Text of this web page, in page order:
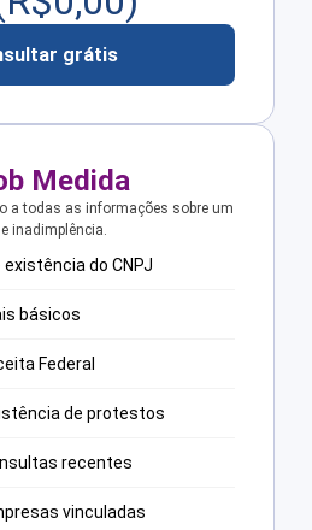
grátis
Medida
a todas as informações sobre um
inadimplência.
do CNPJ
básicos
Federal
de protestos
recentes
vinculadas